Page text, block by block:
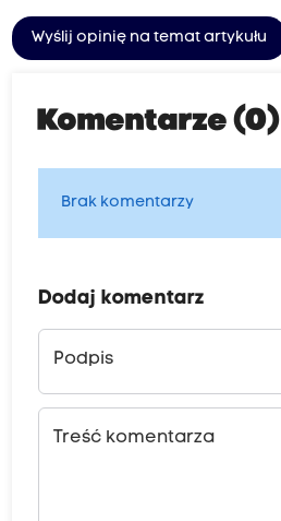
Wyślij opinię na temat artykułu
Komentarze (0)
Brak komentarzy
Dodaj komentarz
Podpis
Treść komentarza